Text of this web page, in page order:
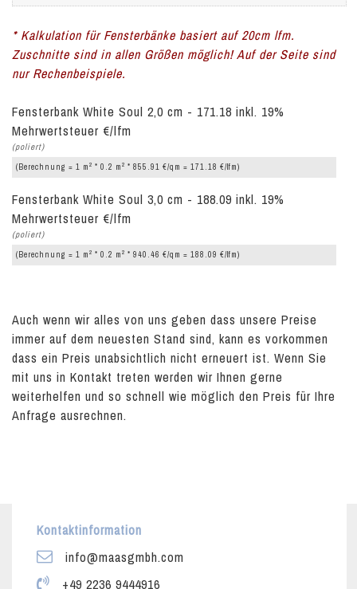
* Kalkulation für Fensterbänke basiert auf 20cm lfm.
Zuschnitte sind in allen Größen möglich! Auf der Seite sind
nur Rechenbeispiele.
Fensterbank White Soul 2,0 cm - 171.18 inkl. 19%
Mehrwertsteuer €/lfm
(poliert)
(Berechnung = 1 m 2 * 0.2 m 2 * 855.91 €/qm = 171.18 €/lfm)
Fensterbank White Soul 3,0 cm - 188.09 inkl. 19%
Mehrwertsteuer €/lfm
(poliert)
(Berechnung = 1 m 2 * 0.2 m 2 * 940.46 €/qm = 188.09 €/lfm)
Auch wenn wir alles von uns geben dass unsere Preise
immer auf dem neuesten Stand sind, kann es vorkommen
dass ein Preis unabsichtlich nicht erneuert ist. Wenn Sie
mit uns in Kontakt treten werden wir Ihnen gerne
weiterhelfen und so schnell wie möglich den Preis für Ihre
Anfrage ausrechnen.
Kontaktinformation
info@maasgmbh.com
+49 2236 9444916